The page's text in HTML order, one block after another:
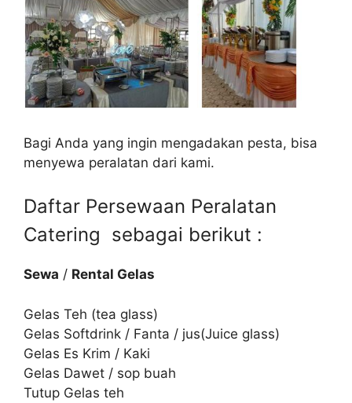
Bagi Anda yang ingin mengadakan pesta, bisa
menyewa peralatan dari kami.
Daftar Persewaan Peralatan
Catering sebagai berikut :
Sewa / Rental Gelas
Gelas Teh (tea glass)
Gelas Softdrink / Fanta / jus(Juice glass)
Gelas Es Krim / Kaki
Gelas Dawet / sop buah
Tutup Gelas teh